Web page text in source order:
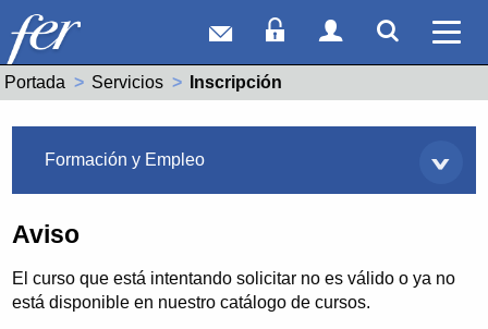
Correo webAcceso Socios
Acceso
Portada Servicios Actual:
Inscripción
Formación y Empleo
Aviso
El curso que está intentando solicitar no es válido o ya no
está disponible en nuestro catálogo de cursos.